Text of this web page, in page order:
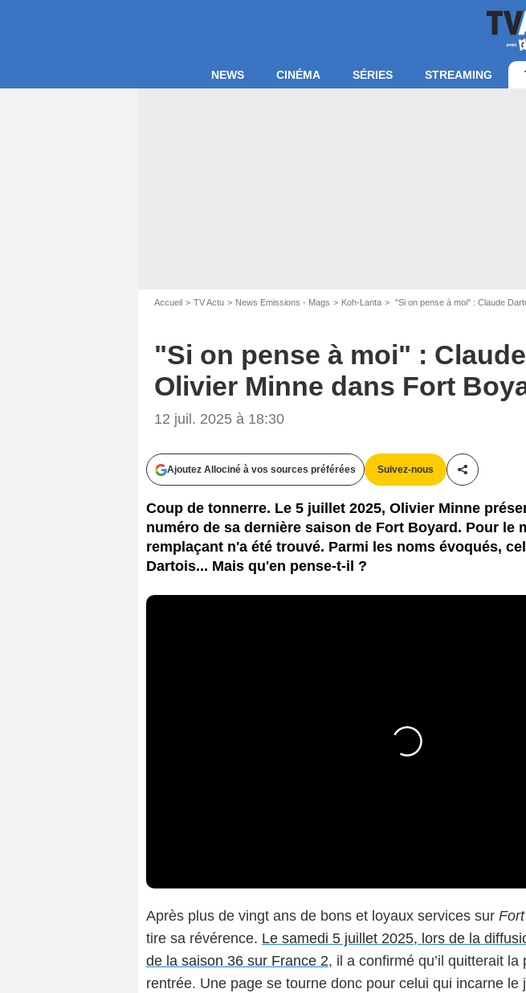
NEWS CINÉMA SÉRIES STREAMING
Accueil TV Actu News Emissions - Mags Koh-Lanta "Si on pense à moi" : Claude
"Si on pense à moi" :
Olivier Minne dans Fort
12 juil. 2025 à 18:30
Ajoutez Allociné à vos sources préférées Suivez-nous
Partager
Coup de tonnerre. Le 5 juillet 2025, Olivier Minne
numéro de sa dernière saison de Fort Boyard. Pour le
remplaçant n'a été trouvé. Parmi les noms évoqués,
Dartois... Mais qu'en pense-t-il ?
Après plus de vingt ans de bons et loyaux services sur
tire sa révérence. Le samedi 5 juillet 2025, lors de la
de la saison 36 sur France 2, il a confirmé qu’il quitterait la
rentrée. Une page se tourne donc pour celui qui incarne le